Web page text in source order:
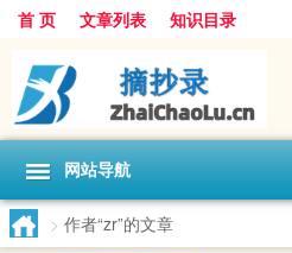
首 页 文章列表 知识目录
网站导航
> 作者“zr”的文章